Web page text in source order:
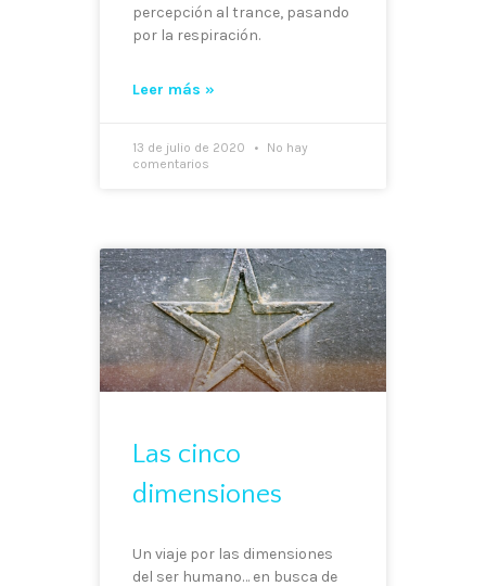
percepción al trance, pasando
por la respiración.
Leer más »
13 de julio de 2020
No hay
comentarios
Las cinco
dimensiones
Un viaje por las dimensiones
del ser humano… en busca de